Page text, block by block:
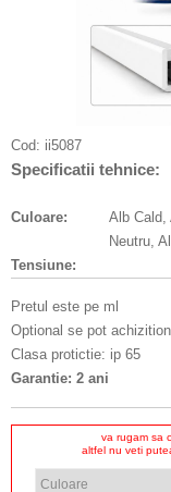
Cod: ii5087
Specificatii tehnice:
Culoare:
Alb Cald,
Neutru,
Tensiune:
Pretul este pe ml
Optional se pot
Clasa protictie: ip 65
Garantie: 2 ani
va rugam sa
altfel nu veti